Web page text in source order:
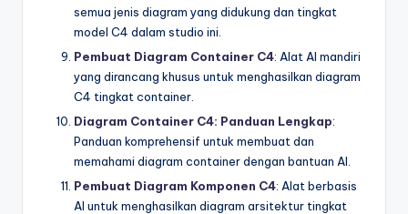
semua jenis diagram yang didukung dan tingkat
model C4 dalam studio ini.
Pembuat Diagram Container C4: Alat AI mandiri
yang dirancang khusus untuk menghasilkan diagram
C4 tingkat container.
Diagram Container C4: Panduan Lengkap:
Panduan komprehensif untuk membuat dan
memahami diagram container dengan bantuan AI.
Pembuat Diagram Komponen C4: Alat berbasis
AI untuk menghasilkan diagram arsitektur tingkat